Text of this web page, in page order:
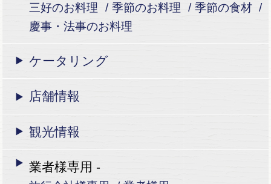
三好のお料理 季節のお料理
季節の食材
慶事・法事のお料理
ケータリング
店舗情報
観光情報
業者様専用 -